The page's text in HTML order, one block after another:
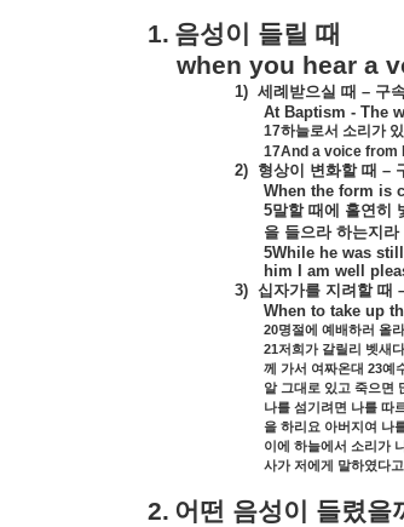
1. 음성이 들릴 때
when you hear a
1) 세례받으실 때 – 구
At Baptism - The
17하늘로서 소리가
17And a voice from
2) 형상이 변화할 때 –
When the form is
5말할 때에 홀연히
을 들으라 하는지라
5While he was
him I am well
3) 십자가를 지려할 때
When to take up
20명절에 예배하러 올
21저희가 갈릴리 벳새다
께
가서 여짜온대 23예
알 그대로 있고 죽으면
나를 섬기려면 나를 따
을 하리요 아버지여 나
이에
하늘에서 소리가
사가 저에게 말하였다
2. 어떤 음성이 들렸을